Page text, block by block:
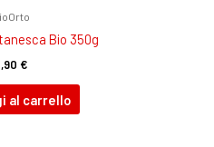
Bio 350g
€
al carrello